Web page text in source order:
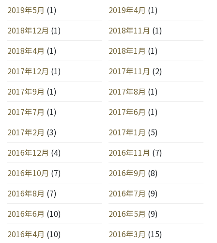
2019年5月 (1) 2019年4月 (1)
2018年12月 (1) 2018年11月 (1)
2018年4月 (1) 2018年1月 (1)
2017年12月 (1) 2017年11月 (2)
2017年9月 (1) 2017年8月 (1)
2017年7月 (1) 2017年6月 (1)
2017年2月 (3) 2017年1月 (5)
2016年12月 (4) 2016年11月 (7)
2016年10月 (7) 2016年9月 (8)
2016年8月 (7) 2016年7月 (9)
2016年6月 (10) 2016年5月 (9)
2016年4月 (10) 2016年3月 (15)